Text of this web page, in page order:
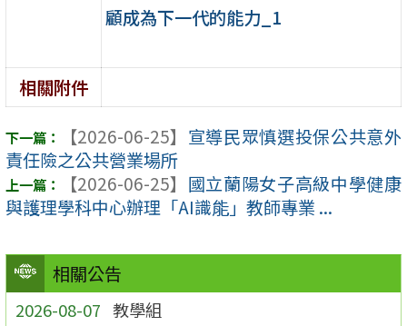
相關公告
2026-08-07 教學組
顧成為下一代的能力_1
相關附件
【2026-06-25】 宣導民眾慎選投保公共意外
責任險之公共營業場所
【2026-06-25】 國立蘭陽女子高級中學健康
與護理學科中心辦理「AI識能」教師專業 ...